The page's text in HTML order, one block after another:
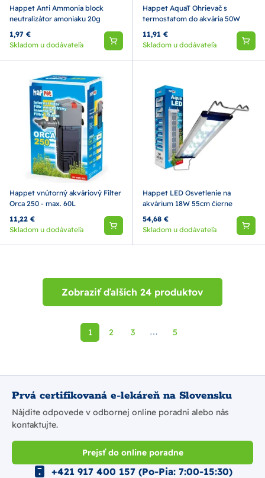
Happet Anti Ammonia block
neutralizátor amoniaku 20g
1,97 €
Skladom u dodávateľa
Happet AquaT Ohrievač s
termostatom do akvária 50W
11,91 €
Skladom u dodávateľa
Happet vnútorný akváriový Filter
Orca 250 - max. 60L
11,22 €
Skladom u dodávateľa
Happet LED Osvetlenie na
akvárium 18W 55cm čierne
54,68 €
Skladom u dodávateľa
Zobraziť ďalších 24 produktov
1 2 3 ⋯ 5
Prvá certifikovaná e-lekáreň na Slovensku
Nájdite odpovede v odbornej online poradni alebo nás
kontaktujte.
Prejsť do online poradne
+421 917 400 157 (Po-Pia: 7:00-15:30)